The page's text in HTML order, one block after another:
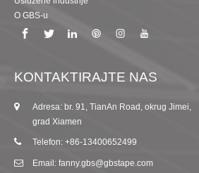
O GBS-u
KONTAKTIRAJTE NAS
Adresa: br. 91, TianAn Road, okrug Jimei,
grad Xiamen
Telefon: +86-13400652499
Email: fanny.gbs@gbstape.com